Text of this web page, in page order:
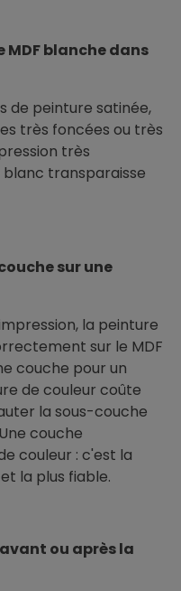
blanche dans
de peinture satinée,
très foncées ou très
très
transparaisse
sur une
la peinture
sur le MDF
couche pour un
de couleur coûte
la sous-couche
couche
couleur : c'est la
la plus fiable.
ou après la